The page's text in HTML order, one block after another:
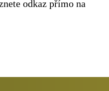
odkaz přímo na